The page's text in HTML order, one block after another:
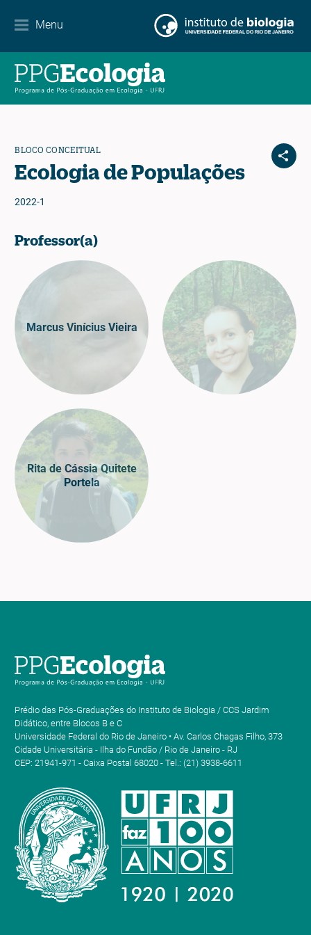
Menu
Contact
BLOCO CONCEITUAL
Ecologia de Populações
2022-1
Professor(a)
Marcus Vinícius Vieira
Rita de Cássia Quitete
Portela
Prédio das Pós-Graduações do Instituto de Biologia / CCS Jardim
Didático, entre Blocos B e C
Universidade Federal do Rio de Janeiro • Av. Carlos Chagas Filho, 373
Cidade Universitária - Ilha do Fundão / Rio de Janeiro - RJ
CEP: 21941-971 - Caixa Postal 68020 - Tel.: (21) 3938-6611